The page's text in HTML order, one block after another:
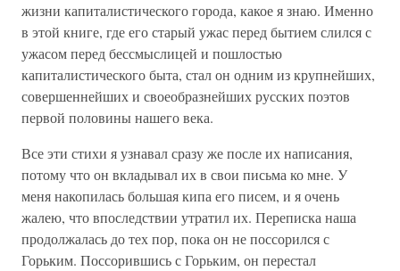
жизни капиталистического города, какое я знаю. Именно
в этой книге, где его старый ужас перед бытием слился с
ужасом перед бессмыслицей и пошлостью
капиталистического быта, стал он одним из крупнейших,
совершеннейших и своеобразнейших русских поэтов
первой половины нашего века.
Все эти стихи я узнавал сразу же после их написания,
потому что он вкладывал их в свои письма ко мне. У
меня накопилась большая кипа его писем, и я очень
жалею, что впоследствии утратил их. Переписка наша
продолжалась до тех пор, пока он не поссорился с
Горьким. Поссорившись с Горьким, он перестал